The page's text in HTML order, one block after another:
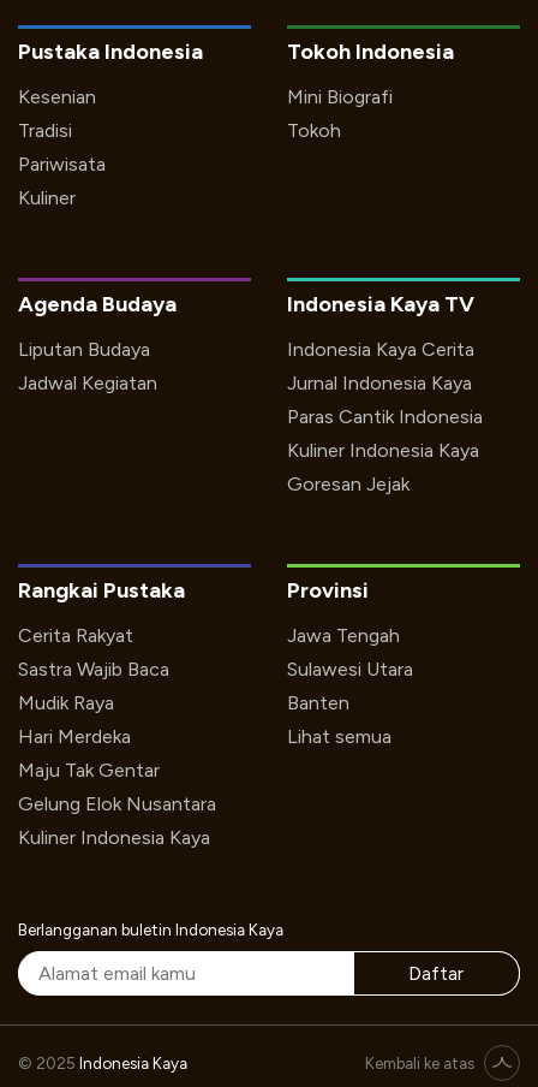
Pustaka Indonesia
Kesenian
Tradisi
Pariwisata
Kuliner
Tokoh Indonesia
Mini Biografi
Tokoh
Indonesia Kaya TV
Indonesia Kaya Cerita
Jurnal Indonesia Kaya
Paras Cantik Indonesia
Kuliner Indonesia Kaya
Goresan Jejak
Agenda Budaya
Liputan Budaya
Jadwal Kegiatan
Rangkai Pustaka
Cerita Rakyat
Sastra Wajib Baca
Mudik Raya
Hari Merdeka
Maju Tak Gentar
Gelung Elok Nusantara
Kuliner Indonesia Kaya
Provinsi
Jawa Tengah
Sulawesi Utara
Banten
Lihat semua
Berlangganan buletin Indonesia Kaya
Daftar
© 2025 Indonesia Kaya Kembali ke atas